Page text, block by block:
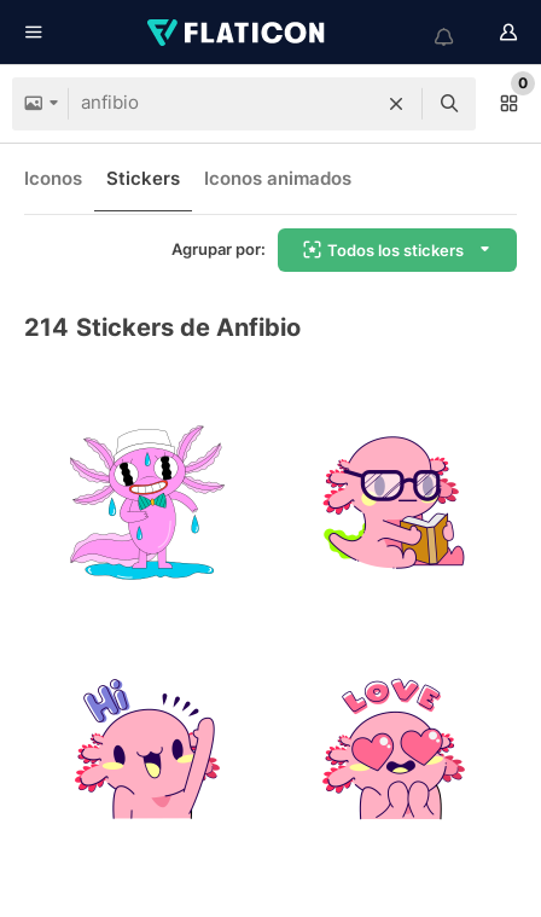
0
Iconos Stickers Iconos animados
Agrupar por: Todos los stickers
214 Stickers de Anfibio